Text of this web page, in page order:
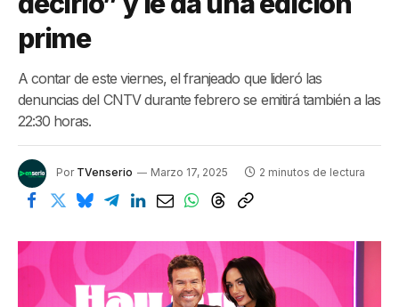
prime
A contar de este viernes, el franjeado que lideró las
denuncias del CNTV durante febrero se emitirá también a las
22:30 horas.
Por TVenserio Marzo 17, 2025 2 minutos de lectura